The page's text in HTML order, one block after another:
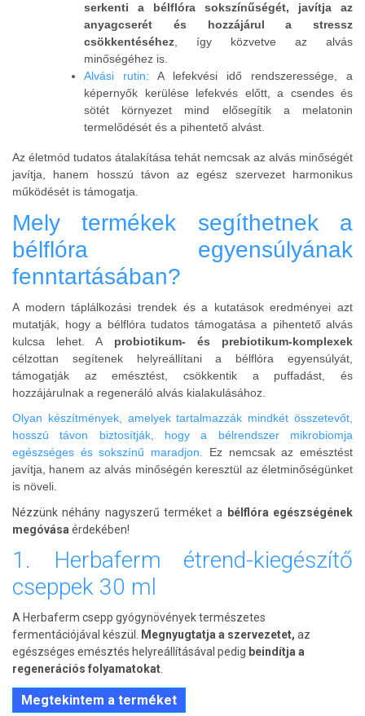
serkenti a bélflóra sokszínűségét, javítja az
anyagcserét és hozzájárul a stressz
csökkentéséhez , így közvetve az alvás
minőségéhez is.
Alvási rutin: A lefekvési idő rendszeressége, a
képernyők kerülése lefekvés előtt, a csendes és
sötét környezet mind elősegítik a melatonin
termelődését és a pihentető alvást.
Az életmód tudatos átalakítása tehát nemcsak az alvás minőségét
javítja, hanem hosszú távon az egész szervezet harmonikus
működését is támogatja.
Mely termékek segíthetnek a
bélflóra egyensúlyának
fenntartásában?
A modern táplálkozási trendek és a kutatások eredményei azt
mutatják, hogy a bélflóra tudatos támogatása a pihentető alvás
kulcsa lehet. A probiotikum- és prebiotikum-komplexek
célzottan segítenek helyreállítani a bélflóra egyensúlyát,
támogatják az emésztést, csökkentik a puffadást, és
hozzájárulnak a regeneráló alvás kialakulásához.
Olyan készítmények, amelyek tartalmazzák mindkét összetevőt,
hosszú távon biztosítják, hogy a bélrendszer mikrobiomja
egészséges és sokszínű maradjon.
Ez nemcsak az emésztést
javítja, hanem az alvás minőségén keresztül az életminőségünket
is növeli.
Nézzünk néhány nagyszerű terméket a
bélflóra egészségének
megóvása érdekében!
1. Herbaferm étrend-kiegészítő
cseppek 30 ml
A Herbaferm csepp gyógynövények természetes
fermentációjával készül.
Megnyugtatja a szervezetet, az
egészséges emésztés helyreállításával pedig beindítja a
regenerációs folyamatokat
Megtekintem a terméket